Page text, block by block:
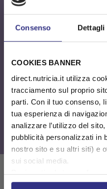
Consenso Dettagli
COOKIES BANNER
direct.nutricia.it utilizza
tracciamento sul proprio
parti. Con il tuo consenso,
tua esperienza di
analizzare l’utilizzo del
pubblicità personalizzati in
nostro sito e su altri siti) e
sui social media.
cliccando su Impostazioni
immunitario.
- Particolarmente indicato
operatori, post ICU e post
FORTIMEL ADVANCED
speciali, indicato per la
accresciuto
PROTEICO, da utilizzare